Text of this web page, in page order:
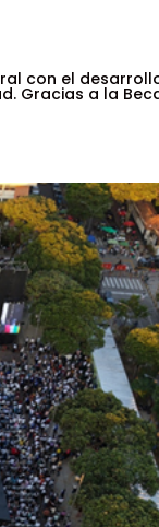
con el
Gracias a la